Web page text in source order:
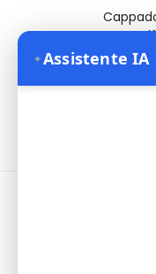
✦Assistente IA